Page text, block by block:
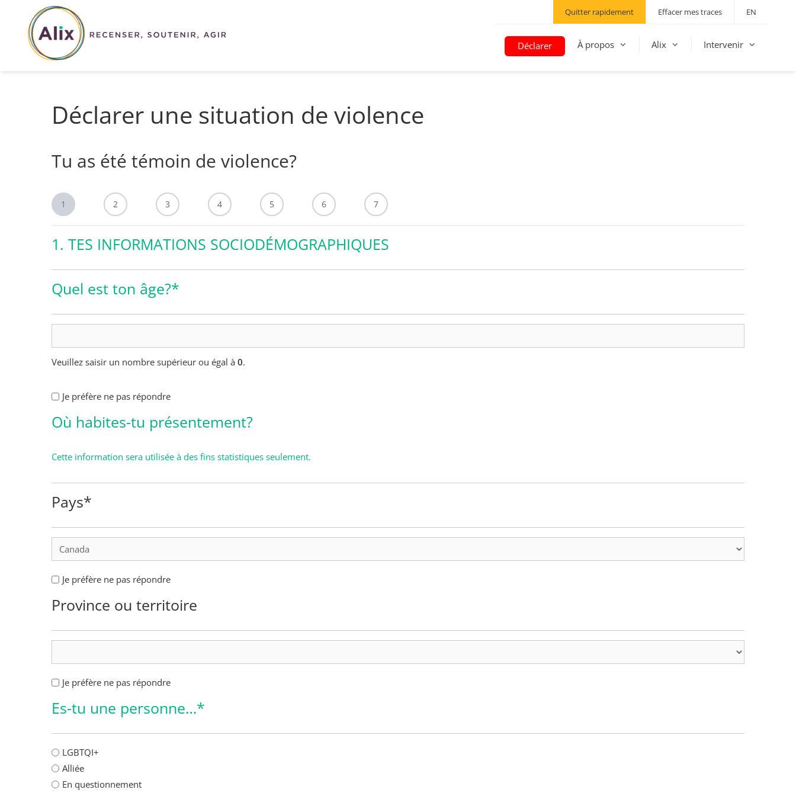
contenu
Quitter rapidement Effacer mes traces EN
Déclarer À propos Alix Intervenir
Déclarer une situation de violence
Tu as été témoin de violence?
1 2 3 4 5 6 7
1. TES INFORMATIONS SOCIODÉMOGRAPHIQUES
Quel est ton âge?*
–
Âge
Veuillez saisir un nombre supérieur ou égal à 0.
1T
Âge
Je préfère ne pas répondre
Où habites-tu présentement?
Cette information sera utilisée à des fins statistiques seulement.
Pays*
1T
–
(Nécessaire)
1T
Pays
Je préfère ne pas répondre
Province ou territoire
–
ou
territoire
1T
Province
territoire
Je préfère ne pas répondre
Es-tu une personne…*
1T
–
LGBTQI+?
(Nécessaire)
LGBTQI+
Alliée
En questionnement